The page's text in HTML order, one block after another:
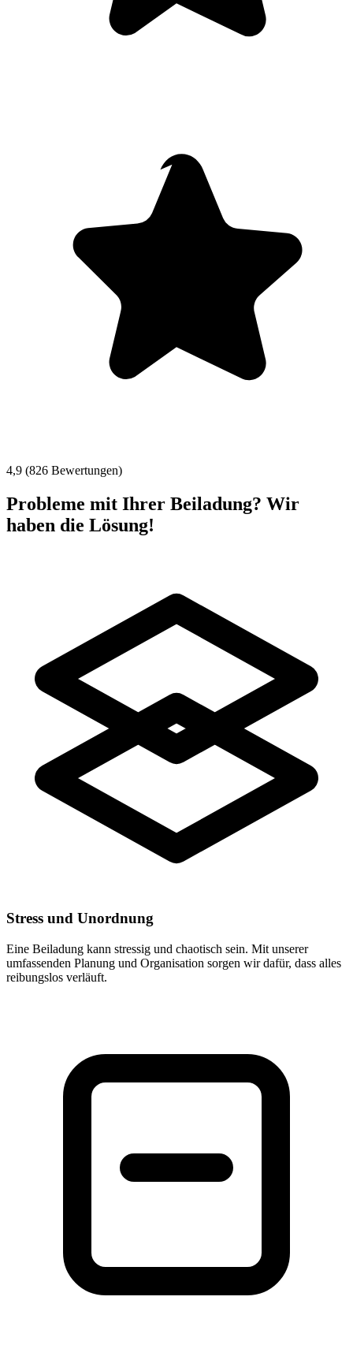
4,9 (826 Bewertungen)
Probleme mit Ihrer Beiladung? Wir
haben die Lösung!
Stress und Unordnung
Eine Beiladung kann stressig und chaotisch sein. Mit unserer
umfassenden Planung und Organisation sorgen wir dafür, dass alles
reibungslos verläuft.